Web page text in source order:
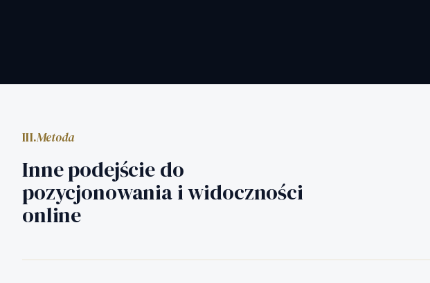
III.Metoda
Inne podejście do
pozycjonowania i widoczności
online